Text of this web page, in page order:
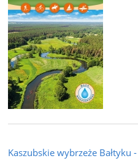
Kaszubskie wybrzeże Bałtyku